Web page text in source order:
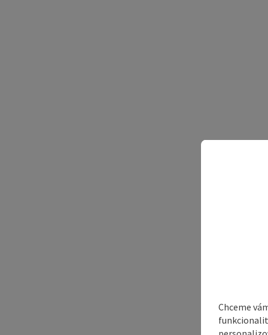
Chceme